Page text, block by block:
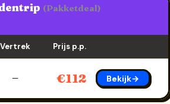
(Pakketdeal)
Vertrek Prijs p.p.
— €112 Bekijk→